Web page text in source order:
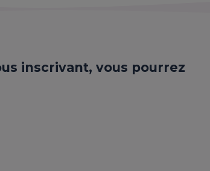
inscrivant, vous pourrez